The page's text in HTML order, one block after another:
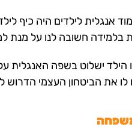
אנגלית לילדים היה כיף
בלמידה חשובה לנו על
הילד ישלוט בשפה האנגלית
לו את הביטחון העצמי